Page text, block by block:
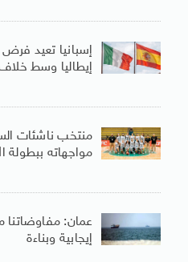
إسبانيا تعيد
إيطاليا وسط
منتخب ناشئات
مواجهاته ببطولة
عمان: مفاوضاتنا
إيجابية وبناءة